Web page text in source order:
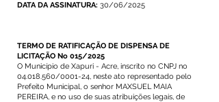
DATA DA ASSINATURA: 30/06/2025
TERMO DE RATIFICAÇÃO DE DISPENSA DE
LICITAÇÃO No 015/2025
O Município de Xapuri - Acre, inscrito no CNPJ no
04.018.560/0001-24, neste ato representado pelo
Prefeito Municipal, o senhor MAXSUEL MAIA
PEREIRA, e no uso de suas atribuições legais, de